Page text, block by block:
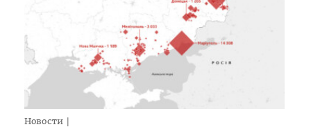
Новости